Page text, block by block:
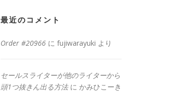
最近のコメント
Order #20966 に fujiwarayuki より
セールスライターが他のライターから
頭1つ抜きん出る方法に かみひこーき